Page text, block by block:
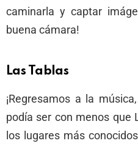
caminarla y captar
buena cámara!
Las Tablas
¡Regresamos a la
podía ser con menos que
los lugares más